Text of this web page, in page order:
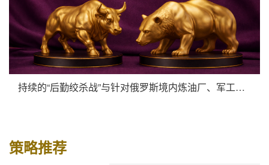
持续的“后勤绞杀战”与针对俄罗斯境内炼油厂、军工企业和军火库
策略推荐